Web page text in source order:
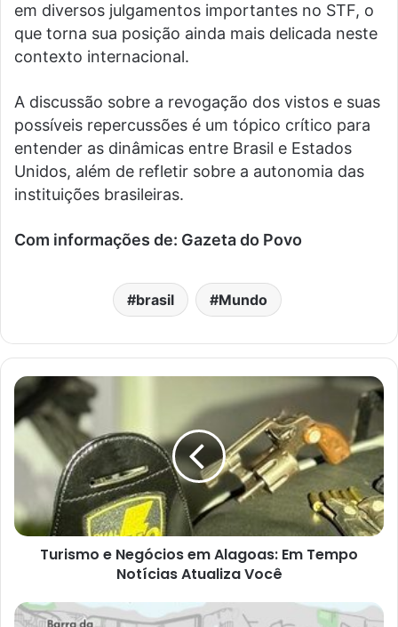
em diversos julgamentos importantes no STF, o
que torna sua posição ainda mais delicada neste
contexto internacional.
A discussão sobre a revogação dos vistos e suas
possíveis repercussões é um tópico crítico para
entender as dinâmicas entre Brasil e Estados
Unidos, além de refletir sobre a autonomia das
instituições brasileiras.
Com informações de: Gazeta do Povo
brasil Mundo
Turismo e Negócios em Alagoas: Em Tempo
Notícias Atualiza Você